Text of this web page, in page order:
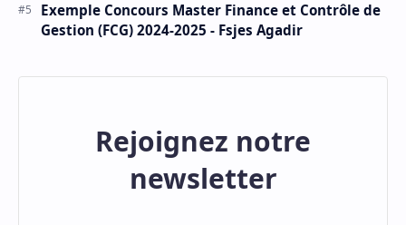
Exemple Concours Master Finance et Contrôle de
Gestion (FCG) 2024-2025 - Fsjes Agadir
Rejoignez notre
newsletter